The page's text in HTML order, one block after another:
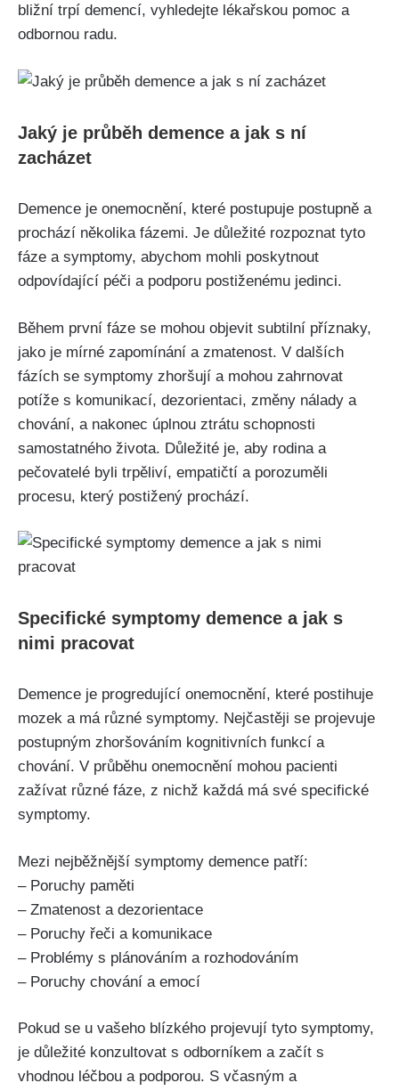
bližní trpí demencí, vyhledejte lékařskou pomoc a
odbornou radu.
Jaký je průběh demence a jak s ní
zacházet
Demence je onemocnění, které postupuje postupně a
prochází několika fázemi. Je důležité rozpoznat tyto
fáze a symptomy, abychom mohli poskytnout
odpovídající péči a podporu postiženému jedinci.
Během první fáze se mohou objevit subtilní příznaky,
jako je mírné zapomínání a zmatenost. V dalších
fázích se symptomy zhoršují a mohou zahrnovat
potíže s komunikací, dezorientaci, změny nálady a
chování, a nakonec úplnou ztrátu schopnosti
samostatného života. Důležité je, aby rodina a
pečovatelé byli trpěliví, empatičtí a porozuměli
procesu, který postižený prochází.
Specifické symptomy demence a jak s
nimi pracovat
Demence je progredující onemocnění, které postihuje
mozek a má různé symptomy. Nejčastěji se projevuje
postupným zhoršováním kognitivních funkcí a
chování. V průběhu onemocnění mohou pacienti
zažívat různé fáze, z nichž každá má své specifické
symptomy.
Mezi nejběžnější symptomy demence patří:
– Poruchy paměti
– Zmatenost a dezorientace
– Poruchy řeči a komunikace
– Problémy s plánováním a rozhodováním
– Poruchy chování a emocí
Pokud se u vašeho blízkého projevují tyto symptomy,
je důležité konzultovat s odborníkem a začít s
vhodnou léčbou a podporou. S včasným a